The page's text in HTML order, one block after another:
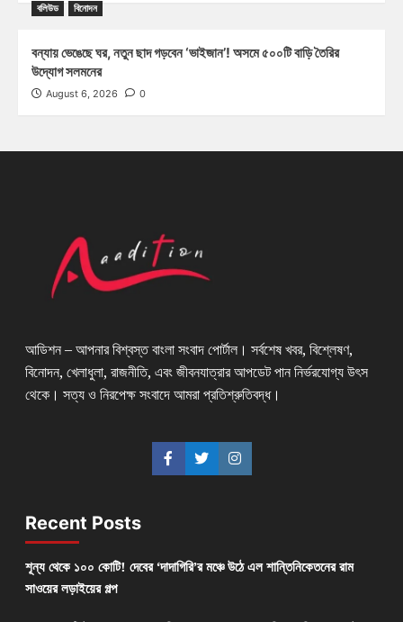
বলিউড বিনোদন
বন্যায় ভেঙেছে ঘর, নতুন ছাদ গড়বেন ‘ভাইজান’! অসমে ৫০০টি বাড়ি তৈরির
উদ্যোগ সলমনের
August 6, 2026 0
আডিশন – আপনার বিশ্বস্ত বাংলা সংবাদ পোর্টাল। সর্বশেষ খবর, বিশ্লেষণ,
বিনোদন, খেলাধুলা, রাজনীতি, এবং জীবনযাত্রার আপডেট পান নির্ভরযোগ্য উৎস
থেকে। সত্য ও নিরপেক্ষ সংবাদে আমরা প্রতিশ্রুতিবদ্ধ।
Recent Posts
শূন্য থেকে ১০০ কোটি! দেবের ‘দাদাগিরি’র মঞ্চে উঠে এল শান্তিনিকেতনের রাম
সাওয়ের লড়াইয়ের গল্প